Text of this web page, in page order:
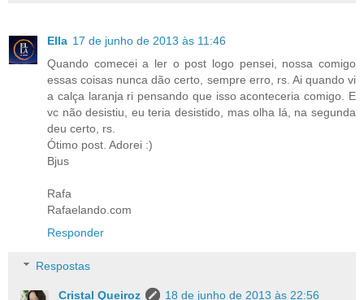
Ella 17 de junho de 2013 às 11:46
Quando comecei a ler o post logo pensei, nossa comigo
essas coisas nunca dão certo, sempre erro, rs. Ai quando vi
a calça laranja ri pensando que isso aconteceria comigo. E
vc não desistiu, eu teria desistido, mas olha lá, na segunda
deu certo, rs.
Ótimo post. Adorei :)
Bjus
Rafa
Rafaelando.com
Responder
Respostas
Cristal Queiroz
18 de junho de 2013 às 22:56